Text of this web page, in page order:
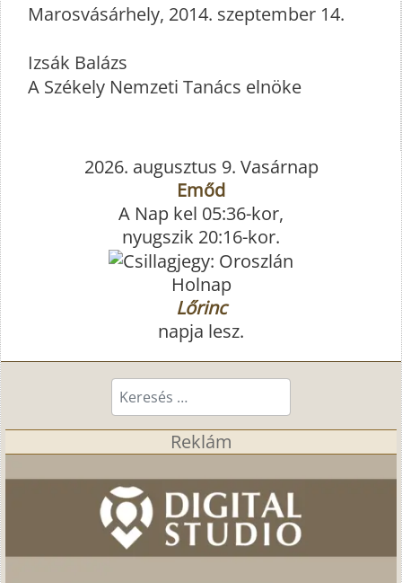
Marosvásárhely, 2014. szeptember 14.
Izsák Balázs
A Székely Nemzeti Tanács elnöke
2026. augusztus 9. Vasárnap
Emőd
A Nap kel 05:36-kor,
nyugszik 20:16-kor.
Holnap
Lőrinc
napja lesz.
Keresés...
Reklám